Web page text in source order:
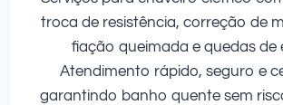
troca de resistência, correção de
fiação queimada e quedas de
Atendimento rápido, seguro e
garantindo banho quente sem